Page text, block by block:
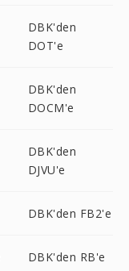
DBK'den
DOT'e
DBK'den
DOCM'e
DBK'den
DJVU'e
DBK'den FB2'e
DBK'den RB'e